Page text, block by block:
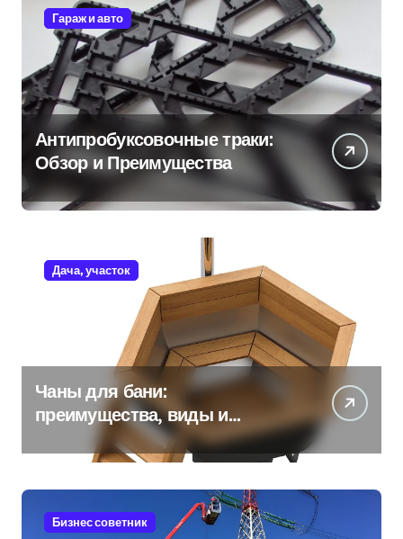
Гараж и авто
Антипробуксовочные траки:
Обзор и Преимущества
Дача, участок
Чаны для бани:
преимущества, виды и
особенности использования
Бизнес советник